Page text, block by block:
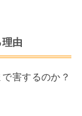
由
害するのか？